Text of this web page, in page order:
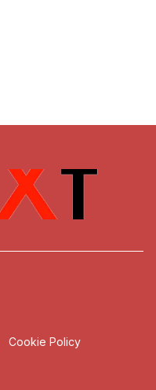
Cookie Policy